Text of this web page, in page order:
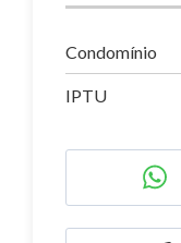
Condomínio
IPTU